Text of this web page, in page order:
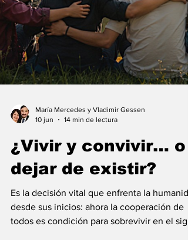
María Mercedes y Vladimir Gessen
10 jun
14 min de lectura
¿Vivir y convivir… o